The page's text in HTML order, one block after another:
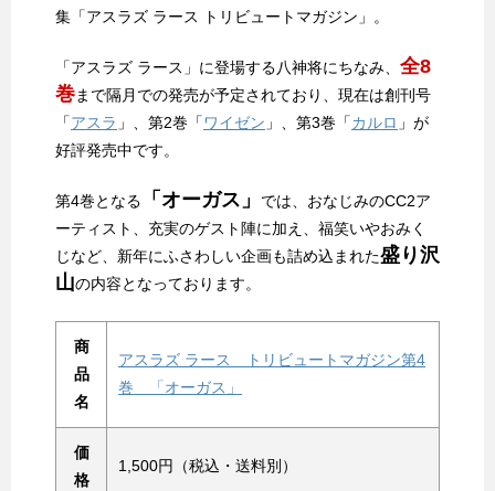
集「アスラズ ラース トリビュートマガジン」。
「アスラズ ラース」に登場する八神将にちなみ、 全8
巻まで隔月での発売が予定されており、現在は創刊号
「アスラ 」、第2巻「 ワイゼン 」、第3巻「カルロ 」が
好評発売中です。
第4巻となる 「オーガス」
では、おなじみのCC2ア
ーティスト、充実のゲスト陣に加え、福笑いやおみく
じなど、新年にふさわしい企画も詰め込まれた盛り沢
山の内容となっております。
商
品
名
アスラズ ラース トリビュートマガジン第4
巻 「オーガス」
価
格
1,500円（税込・送料別）